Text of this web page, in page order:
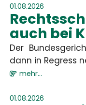
01.08.2026
auch bei
Der
dann in Regress
mehr...
01.08.2026
Sie da
5